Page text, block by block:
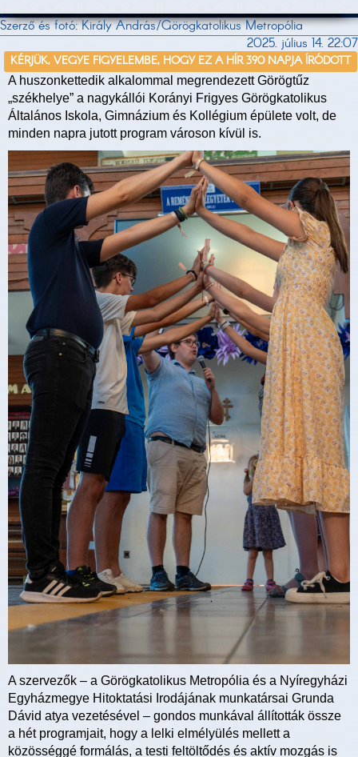
Szerző és fotó: Király András/Görögkatolikus Metropólia
2025. július 14. 22:07
KÉRJÜK, VEGYE FIGYELEMBE, HOGY EZ A HÍR 390 NAPJA ÍRÓDOTT
A huszonkettedik alkalommal megrendezett Görögtűz
„székhelye” a nagykállói Korányi Frigyes Görögkatolikus
Általános Iskola, Gimnázium és Kollégium épülete volt, de
minden napra jutott program városon kívül is.
A szervezők – a Görögkatolikus Metropólia és a Nyíregyházi
Egyházmegye Hitoktatási Irodájának munkatársai Grunda
Dávid atya vezetésével – gondos munkával állították össze
a hét programjait, hogy a lelki elmélyülés mellett a
közösséggé formálás, a testi feltöltődés és aktív mozgás is